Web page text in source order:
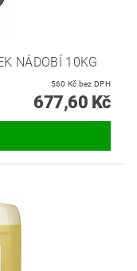
NÁDOBÍ 10KG
560 Kč bez DPH
677,60 Kč